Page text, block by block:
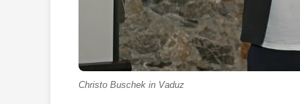
Christo Buschek in Vaduz